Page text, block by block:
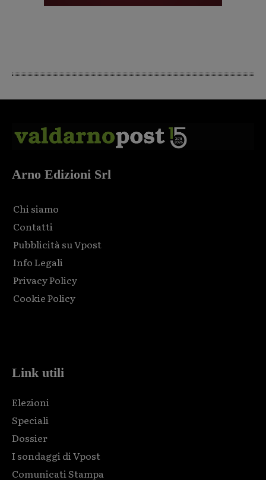
Arno Edizioni Srl
Chi siamo
Contatti
Pubblicità su Vpost
Info Legali
Privacy Policy
Cookie Policy
Link utili
Elezioni
Speciali
Dossier
I sondaggi di Vpost
Comunicati Stampa